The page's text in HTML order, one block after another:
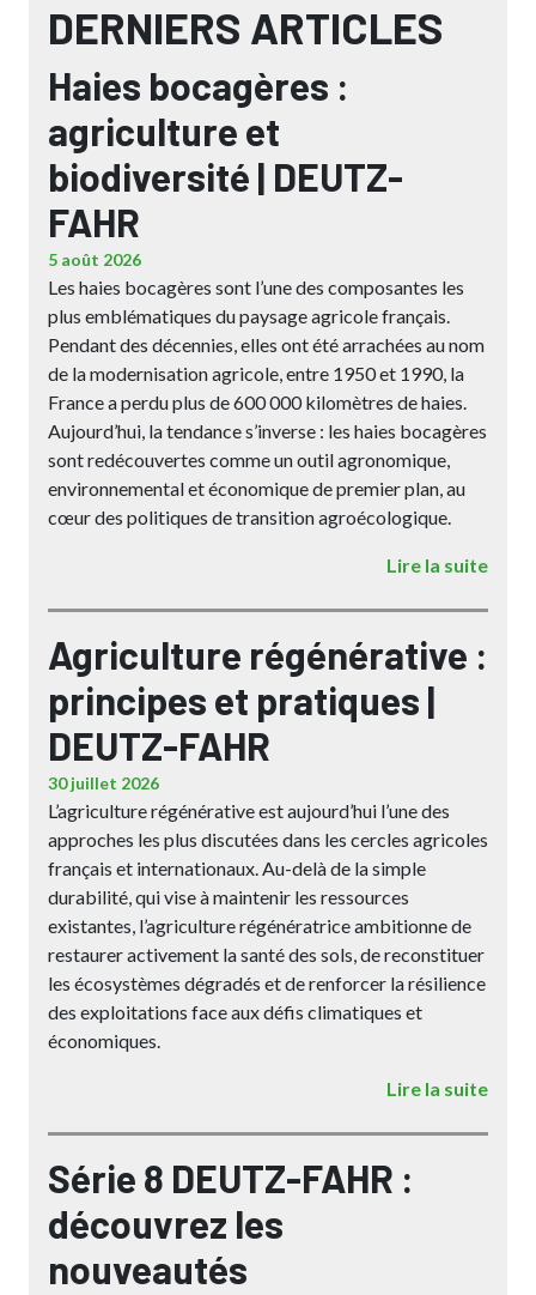
DERNIERS ARTICLES
Haies bocagères :
agriculture et
biodiversité | DEUTZ-
FAHR
5 août 2026
Les haies bocagères sont l’une des composantes les
plus emblématiques du paysage agricole français.
Pendant des décennies, elles ont été arrachées au nom
de la modernisation agricole, entre 1950 et 1990, la
France a perdu plus de 600 000 kilomètres de haies.
Aujourd’hui, la tendance s’inverse : les haies bocagères
sont redécouvertes comme un outil agronomique,
environnemental et économique de premier plan, au
cœur des politiques de transition agroécologique.
Lire la suite
Agriculture régénérative :
principes et pratiques |
DEUTZ-FAHR
30 juillet 2026
L’agriculture régénérative est aujourd’hui l’une des
approches les plus discutées dans les cercles agricoles
français et internationaux. Au-delà de la simple
durabilité, qui vise à maintenir les ressources
existantes, l’agriculture régénératrice ambitionne de
restaurer activement la santé des sols, de reconstituer
les écosystèmes dégradés et de renforcer la résilience
des exploitations face aux défis climatiques et
économiques.
Lire la suite
Série 8 DEUTZ-FAHR :
découvrez les
nouveautés